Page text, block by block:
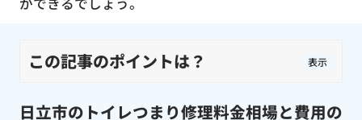
この記事のポイントは？ 表示
日立市のトイレつまり修理料金相場と費用の